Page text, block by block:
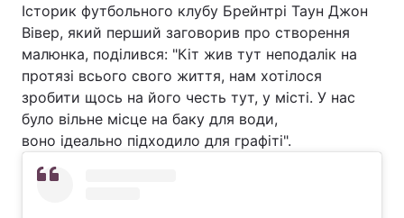
Історик футбольного клубу Брейнтрі Таун Джон
Вівер, який перший заговорив про створення
малюнка, поділився: "Кіт жив тут неподалік на
протязі всього свого життя, нам хотілося
зробити щось на його честь тут, у місті. У нас
було вільне місце на баку для води,
воно ідеально підходило для графіті".